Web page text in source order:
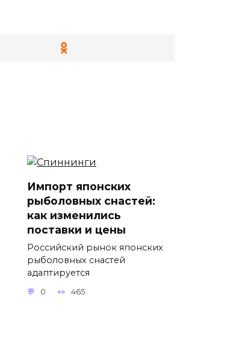
Импорт японских
рыболовных снастей:
как изменились
поставки и цены
Российский рынок японских
рыболовных снастей
адаптируется
0 465